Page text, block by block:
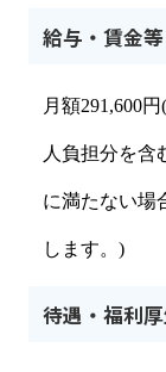
給与・賃金等
月額291,600円(
人負担分を含
に満たない場
します。 )
待遇・福利